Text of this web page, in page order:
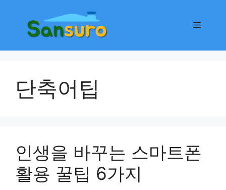
메
단축어팁
인생을 바꾸는 스마트폰
활용 꿀팁 6가지